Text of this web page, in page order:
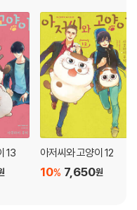
13 아저씨와 고양이 12
7,650원
10%